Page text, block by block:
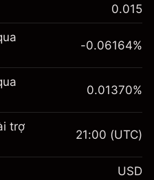
chỉ dành cho giao
0.015
-0.06164%
0.01370%
trợ
21:00 (UTC)
USD